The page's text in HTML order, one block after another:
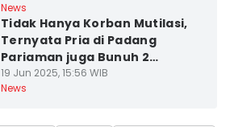
News
Tidak Hanya Korban Mutilasi,
Ternyata Pria di Padang
Pariaman juga Bunuh 2
Mahasiswi
19 Jun 2025, 15:56 WIB
News